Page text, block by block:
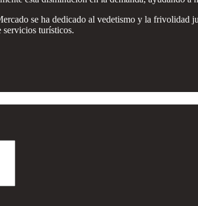
se ha dedicado al vedetismo y la frivolidad
servicios turísticos.